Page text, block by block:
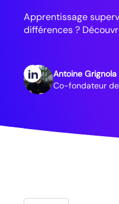
Apprentissage
différences ?
Antoine Grignola
Co-fondateur